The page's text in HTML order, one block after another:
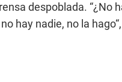
despoblada. “¿No
hay nadie, no la